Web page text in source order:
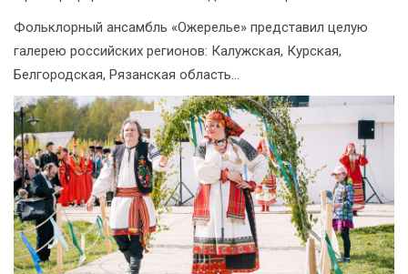
Фольклорный ансамбль «Ожерелье» представил целую
галерею российских регионов: Калужская, Курская,
Белгородская, Рязанская область…